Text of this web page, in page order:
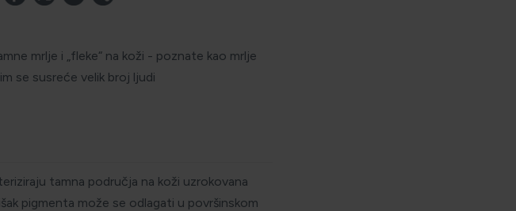
mrlje i „fleke“ na koži - poznate kao mrlje
se susreće velik broj ljudi
tamna područja na koži uzrokovana
pigmenta može se odlagati u površinskom